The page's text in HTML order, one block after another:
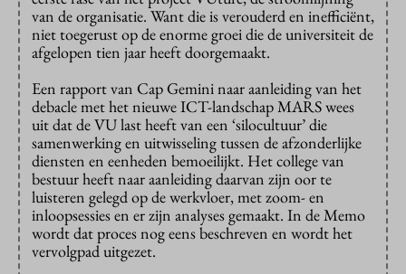
van de organisatie. Want die is verouderd en inefficiënt,
niet toegerust op de enorme groei die de universiteit de
afgelopen tien jaar heeft doorgemaakt.
Een rapport van Cap Gemini naar aanleiding van het
debacle met het nieuwe ICT-landschap MARS wees
uit dat de VU last heeft van een ‘silocultuur’ die
samenwerking en uitwisseling tussen de afzonderlijke
diensten en eenheden bemoeilijkt. Het college van
bestuur heeft naar aanleiding daarvan zijn oor te
luisteren gelegd op de werkvloer, met zoom- en
inloopsessies en er zijn analyses gemaakt. In de Memo
wordt dat proces nog eens beschreven en wordt het
vervolgpad uitgezet.